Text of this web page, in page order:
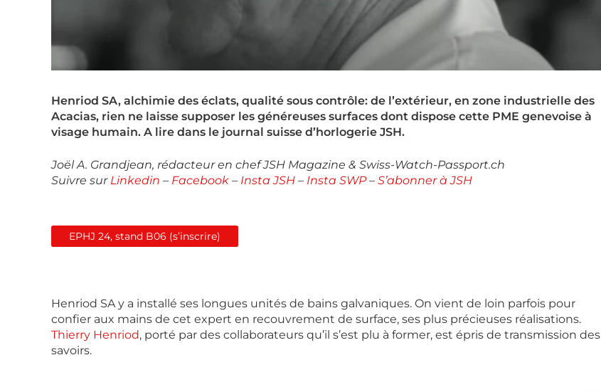
Henriod SA, alchimie des éclats, qualité sous contrôle: de l’extérieur, en zone industrielle des
Acacias, rien ne laisse supposer les généreuses surfaces dont dispose cette PME genevoise à
visage humain. A lire dans le journal suisse d’horlogerie JSH.
Joël A. Grandjean, rédacteur en chef JSH Magazine & Swiss-Watch-Passport.ch
Suivre sur Linkedin – Facebook – Insta JSH – Insta SWP– S’abonner à JSH
EPHJ 24, stand B06 (s’inscrire)
Henriod SA y a installé ses longues unités de bains galvaniques. On vient de loin parfois pour
confier aux mains de cet expert en recouvrement de surface, ses plus précieuses réalisations.
Thierry Henriod, porté par des collaborateurs qu’il s’est plu à former, est épris de transmission des
savoirs.